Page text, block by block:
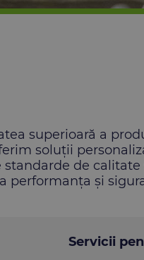
superioară a
soluții
de
performanța și
Servicii